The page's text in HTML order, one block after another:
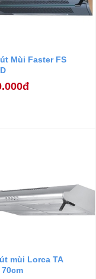
Mùi Faster FS
mùi Lorca TA
70cm